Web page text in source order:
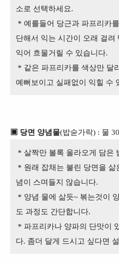
소로 선택하세요.
* 예를들어 당근과 파프리카
단해서 익는 시간이 오래 걸려
익어 흐물거릴 수 있습니다.
* 같은 파프리카를 색상만 달
예뻐보이고 실패없이 익힐 수
▣ 당면 양념물(밥숟가락) : 물
* 살짝만 볼록 올라오게 담은
* 원래 잡채는 불린 당면을
념이 스며들지 않습니다.
* 양념 물에 삶듯~ 볶는것이
도 과정도 간단합니다.
* 파프리카나 양파의 단맛이
다. 좀더 달게 드시고 싶다면